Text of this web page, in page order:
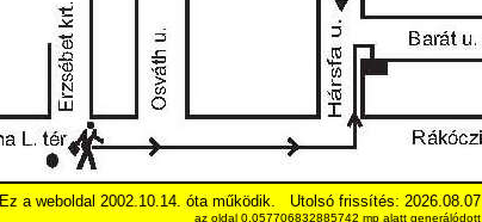
Ez a weboldal 2002.10.14. óta működik. Utolsó frissítés: 2026.08.07
az oldal 0.057706832885742 mp alatt generálódott